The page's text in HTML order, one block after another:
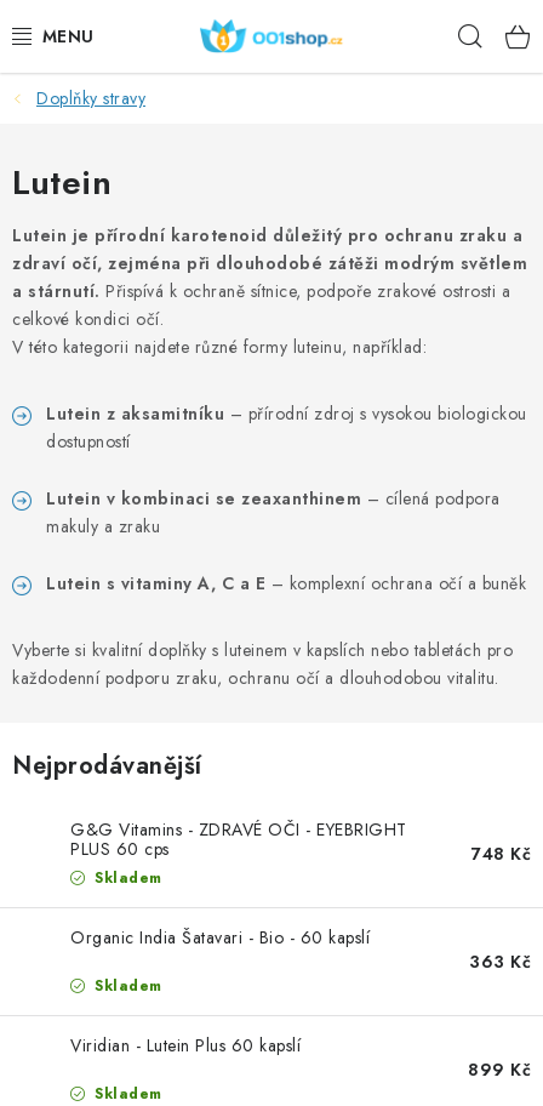
na
DOPLŇKY STRAVY
KOSMETIKA
SPORT
POTRAVINY
TÉMATA
AKCE
Jak nakupovat
Obchodní podmínky
Natural Health Store
Slovník pojmů
Doplňky stravy
Lutein
Lutein je přírodní karotenoid důležitý pro ochranu zraku a
zdraví očí, zejména při dlouhodobé zátěži modrým světlem
a stárnutí. Přispívá k ochraně sítnice, podpoře zrakové ostrosti a
celkové kondici očí.
V této kategorii najdete různé formy luteinu, například:
Lutein z aksamitníku – přírodní zdroj s vysokou biologickou
dostupností
Lutein v kombinaci se zeaxanthinem – cílená podpora
makuly a zraku
Lutein s vitaminy A, C a E – komplexní ochrana očí a buněk
Vyberte si kvalitní doplňky s luteinem v kapslích nebo tabletách pro
každodenní podporu zraku, ochranu očí a dlouhodobou vitalitu.
Nejprodávanější
G&G Vitamins - ZDRAVÉ OČI - EYEBRIGHT
PLUS 60 cps
Skladem
748 Kč
Organic India Šatavari - Bio - 60 kapslí
Skladem
363 Kč
Viridian - Lutein Plus 60 kapslí
Skladem
899 Kč